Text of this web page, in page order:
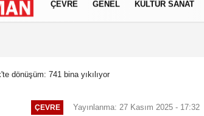
Gizlilik İlkeleri
ÇEVRE GENEL KÜLTÜR SANAT
dönüşüm: 741 bina yıkılıyor
ÇEVRE Yayınlanma: 27 Kasım 2025 - 17:32